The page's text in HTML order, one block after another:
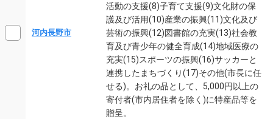
河内長野市
活動の支援(8)子育て支援(9)文化財の保
護及び活用(10)産業の振興(11)文化及び
芸術の振興(12)図書館の充実(13)社会教
育及び青少年の健全育成(14)地域医療の
充実(15)スポーツの振興(16)サッカーと
連携したまちづくり(17)その他(市長に任
せる)。お礼の品として、5,000円以上の
寄付者(市内居住者を除く)に特産品等を
贈呈。